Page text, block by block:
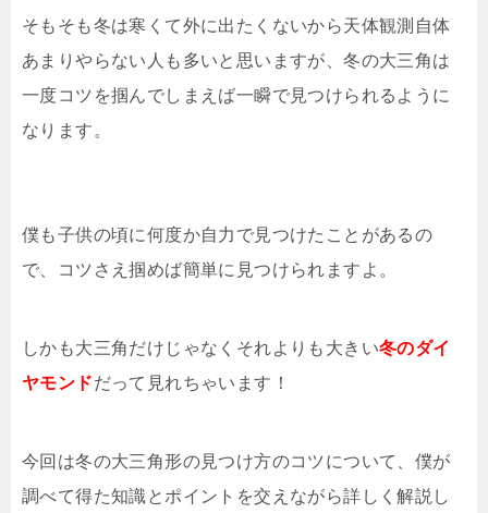
そもそも冬は寒くて外に出たくないから天体観測自体
あまりやらない人も多いと思いますが、冬の大三角は
一度コツを掴んでしまえば一瞬で見つけられるように
なります。
僕も子供の頃に何度か自力で見つけたことがあるの
で、コツさえ掴めば簡単に見つけられますよ。
しかも大三角だけじゃなくそれよりも大きい冬のダイ
ヤモンドだって見れちゃいます！
今回は冬の大三角形の見つけ方のコツについて、僕が
調べて得た知識とポイントを交えながら詳しく解説し